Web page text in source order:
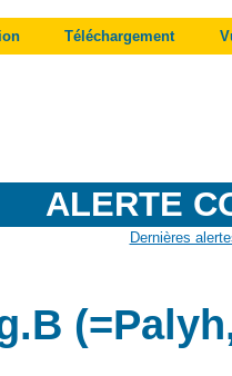
Téléchargement
ALERTE
Dernières